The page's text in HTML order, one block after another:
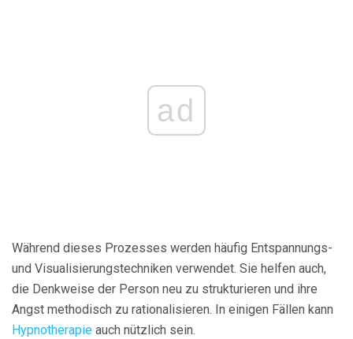
ad
Während dieses Prozesses werden häufig Entspannungs-
und Visualisierungstechniken verwendet. Sie helfen auch,
die Denkweise der Person neu zu strukturieren und ihre
Angst methodisch zu rationalisieren. In einigen Fällen kann
Hypnotherapie auch nützlich sein.